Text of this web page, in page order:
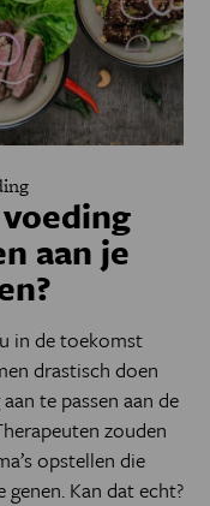
aan je
in de toekomst
drastisch doen
te passen aan de
zouden
opstellen die
Kan dat echt?